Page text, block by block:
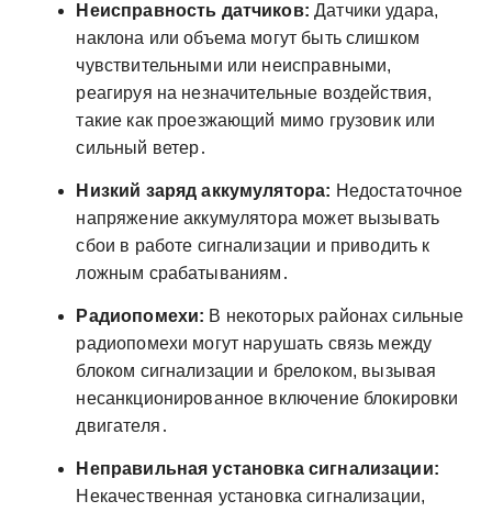
Неисправность датчиков: Датчики удара,
наклона или объема могут быть слишком
чувствительными или неисправными,
реагируя на незначительные воздействия,
такие как проезжающий мимо грузовик или
сильный ветер․
Низкий заряд аккумулятора: Недостаточное
напряжение аккумулятора может вызывать
сбои в работе сигнализации и приводить к
ложным срабатываниям․
Радиопомехи: В некоторых районах сильные
радиопомехи могут нарушать связь между
блоком сигнализации и брелоком, вызывая
несанкционированное включение блокировки
двигателя․
Неправильная установка сигнализации:
Некачественная установка сигнализации,